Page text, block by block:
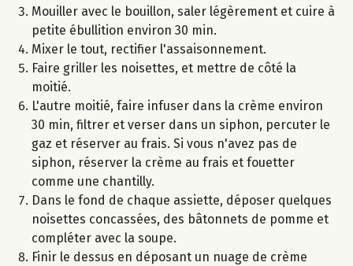
Mouiller avec le bouillon, saler légèrement et cuire à
petite ébullition environ 30 min.
Mixer le tout, rectifier l'assaisonnement.
Faire griller les noisettes, et mettre de côté la
moitié.
L'autre moitié, faire infuser dans la crème environ
30 min, filtrer et verser dans un siphon, percuter le
gaz et réserver au frais. Si vous n'avez pas de
siphon, réserver la crème au frais et fouetter
comme une chantilly.
Dans le fond de chaque assiette, déposer quelques
noisettes concassées, des bâtonnets de pomme et
compléter avec la soupe.
Finir le dessus en déposant un nuage de crème